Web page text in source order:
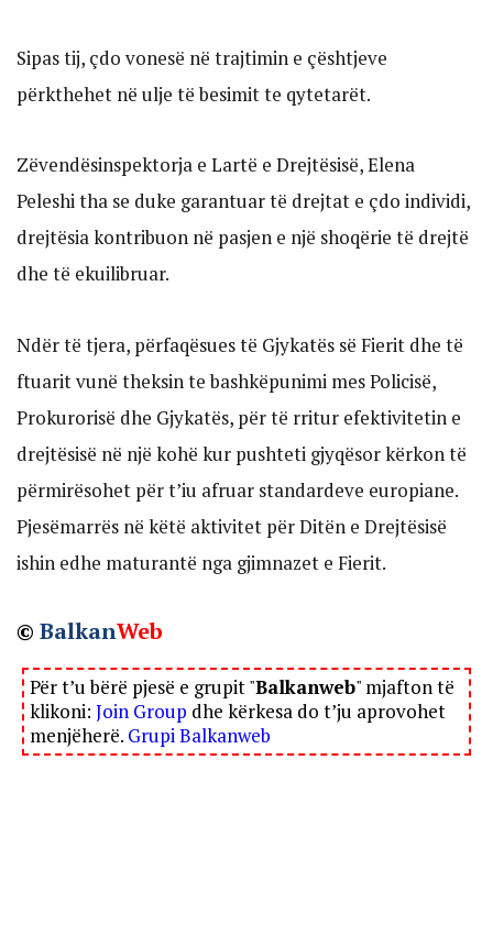
Sipas tij, çdo vonesë në trajtimin e çështjeve
përkthehet në ulje të besimit te qytetarët.
Zëvendësinspektorja e Lartë e Drejtësisë, Elena
Peleshi tha se duke garantuar të drejtat e çdo individi,
drejtësia kontribuon në pasjen e një shoqërie të drejtë
dhe të ekuilibruar.
Ndër të tjera, përfaqësues të Gjykatës së Fierit dhe të
ftuarit vunë theksin te bashkëpunimi mes Policisë,
Prokurorisë dhe Gjykatës, për të rritur efektivitetin e
drejtësisë në një kohë kur pushteti gjyqësor kërkon të
përmirësohet për t’iu afruar standardeve europiane.
Pjesëmarrës në këtë aktivitet për Ditën e Drejtësisë
ishin edhe maturantë nga gjimnazet e Fierit.
© BalkanWeb
Për t’u bërë pjesë e grupit "Balkanweb" mjafton të
klikoni: Join Group dhe kërkesa do t’ju aprovohet
menjëherë. Grupi Balkanweb